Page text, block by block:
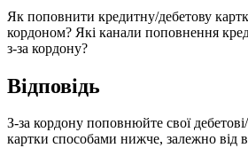
Як поповнити кредитну/дебетову картк
кордоном? Які канали поповнення кре
з-за кордону?
Відповідь
З-за кордону поповнюйте свої дебетові/
картки способами нижче, залежно від в